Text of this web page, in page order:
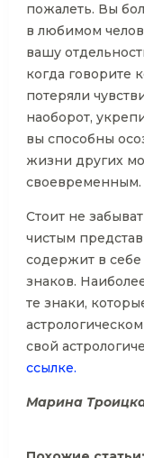
пожалеть. Вы
в любимом
вашу
когда говорите
потеряли
наоборот,
вы способны
жизни других
своевременным.
Стоит не
чистым
содержит в
знаков.
те знаки,
свой
ссылке.
Марина